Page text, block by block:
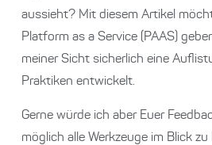
aussieht? Mit diesem Artikel
Platform as a Service (PAAS)
meiner Sicht sicherlich eine
Praktiken entwickelt.
Gerne würde ich aber Euer
möglich alle Werkzeuge im Blick zu